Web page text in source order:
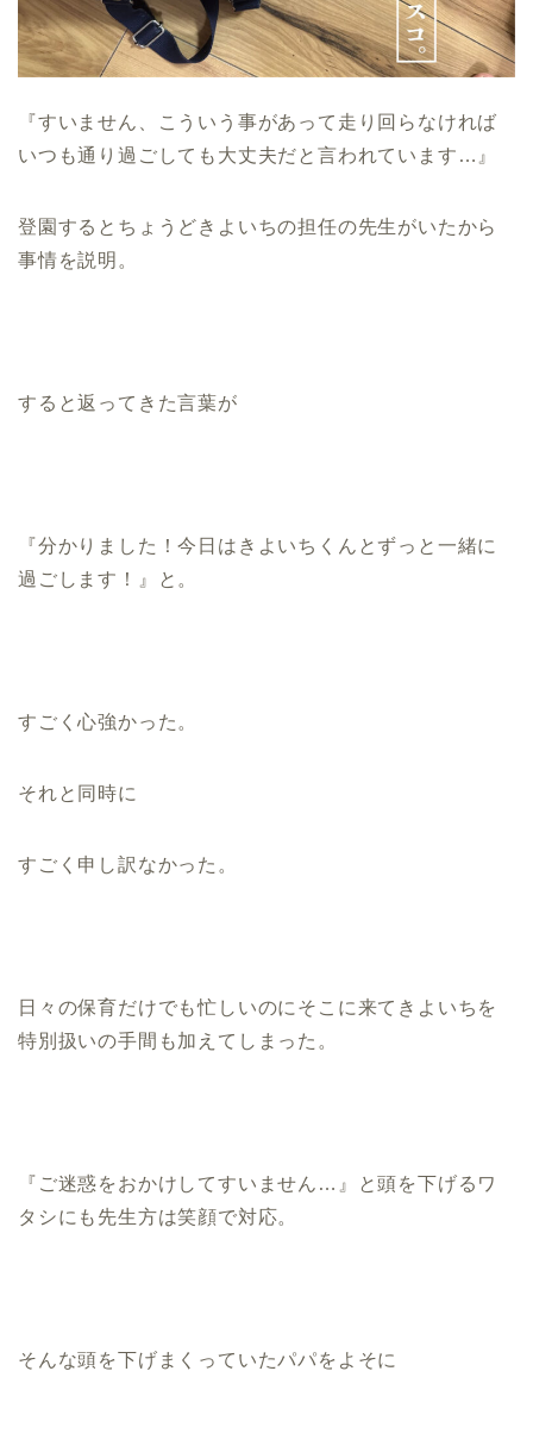
『すいません、こういう事があって走り回らなければ
いつも通り過ごしても大丈夫だと言われています…』
登園するとちょうどきよいちの担任の先生がいたから
事情を説明。
すると返ってきた言葉が
『分かりました！今日はきよいちくんとずっと一緒に
過ごします！』と。
すごく心強かった。
それと同時に
すごく申し訳なかった。
日々の保育だけでも忙しいのにそこに来てきよいちを
特別扱いの手間も加えてしまった。
『ご迷惑をおかけしてすいません…』と頭を下げるワ
タシにも先生方は笑顔で対応。
そんな頭を下げまくっていたパパをよそに